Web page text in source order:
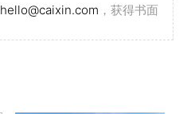
hello@caixin.com ，获得书面